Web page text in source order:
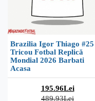
Brazilia Igor Thiago #25
Tricou Fotbal Replică
Mondial 2026 Barbati
Acasa
195.96Lei
489.93Lei